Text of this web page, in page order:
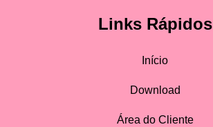
Links Rápidos
Início
Download
Área do Cliente